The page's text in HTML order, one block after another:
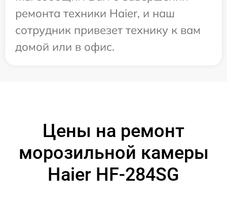
ремонта техники Haier, и наш
сотрудник привезет технику к вам
домой или в офис.
Цены на ремонт
морозильной камеры
Haier HF-284SG